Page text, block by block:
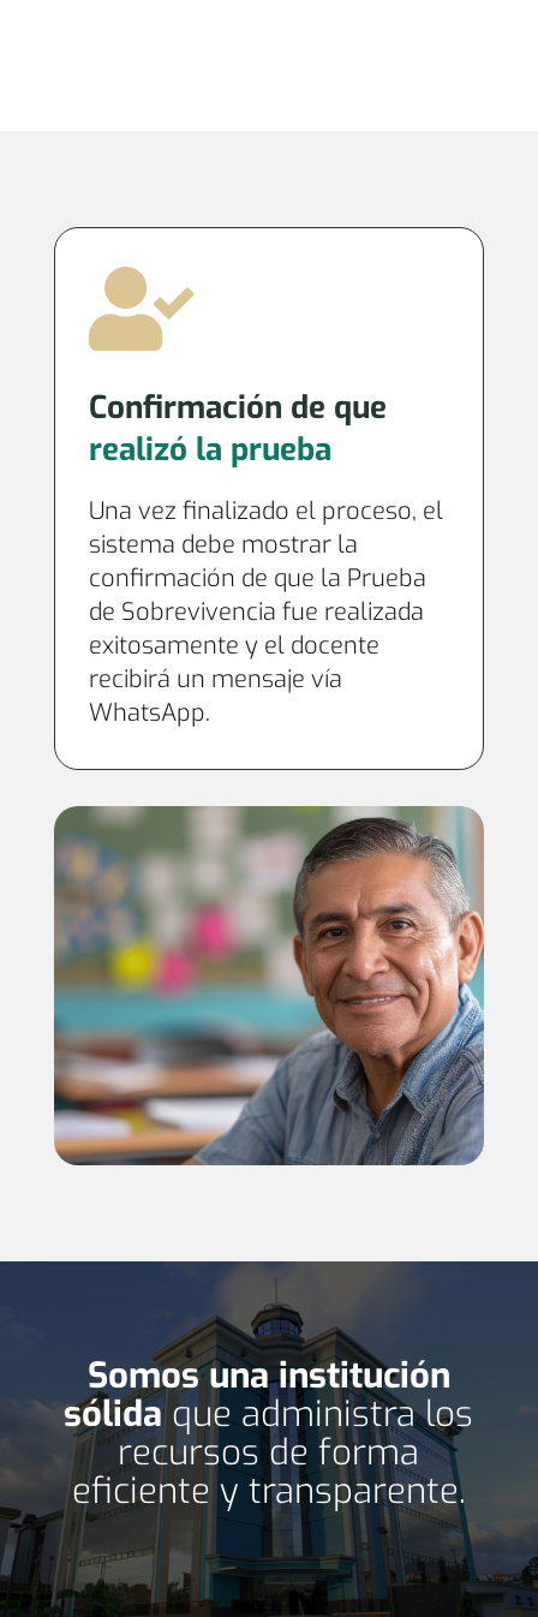

Confirmación de que
realizó la prueba
Una vez finalizado el proceso, el
sistema debe mostrar la
confirmación de que la Prueba
de Sobrevivencia fue realizada
exitosamente y el docente
recibirá un mensaje vía
WhatsApp.
Somos una institución
sólidaque administra los
recursos de forma
eficiente y transparente.